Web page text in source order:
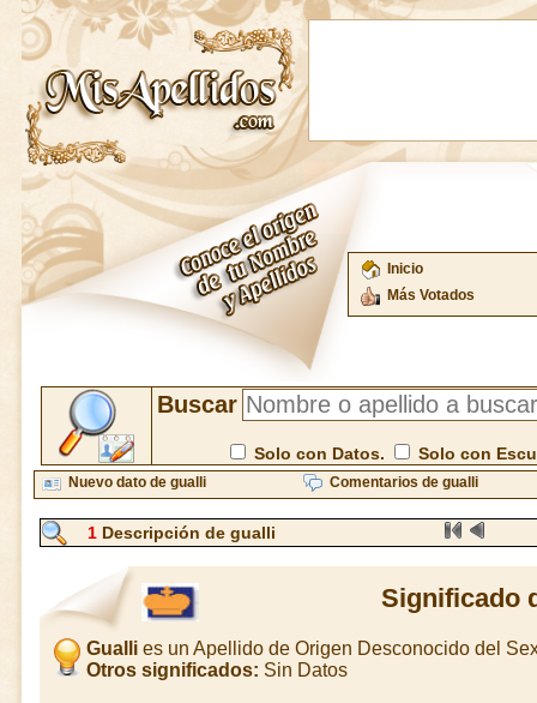
Inicio
Más Votados
Buscar
Solo con Datos. Solo con
Nuevo dato de gualli Comentarios de gualli
1 Descripción de gualli
Significado
Guallies un Apellido de Origen Desconocido del
Otros significados: Sin Datos